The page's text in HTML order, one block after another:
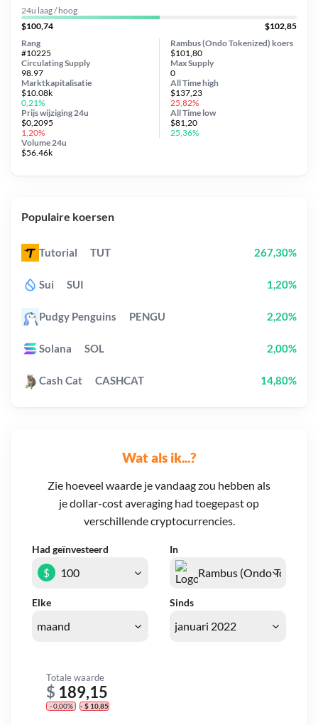
Wat als ik...?
Zie hoeveel waarde je vandaag zou hebben als
je dollar-cost averaging had toegepast op
verschillende cryptocurrencies.
Had geïnvesteerd In
Elke Sinds
$
Totale waarde
$ 189,15
- 0,00% - $ 10,85
24u laag / hoog
$100,74
$102,85
Rambus (Ondo Tokenized) koers
$101,80
Circulating Supply
98.97
Prijs wijziging 24u
$0,2095
1,20%
Max Supply
0
Marktkapitalisatie
$10.08k
0,21%
Volume 24u
$56.46k
Rang
#10225
All Timehigh
$137,23
25,82%
All Time low
$81,20
25,36%
Populaire koersen
Tutorial TUT 267,30%
Sui SUI 1,20%
Pudgy Penguins PENGU 2,20%
Solana SOL 2,00%
Cash Cat CASHCAT 14,80%